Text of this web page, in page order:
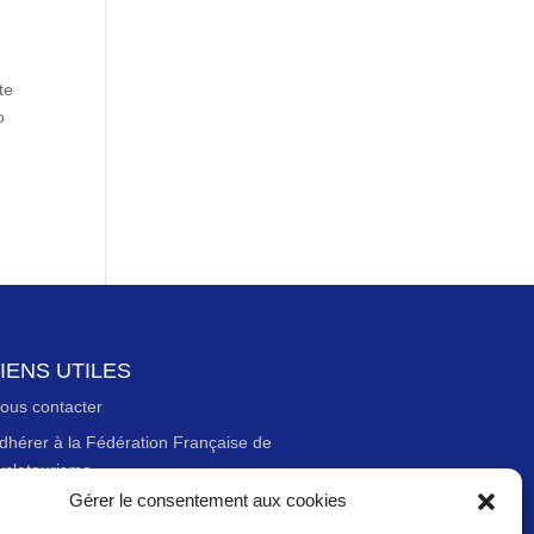
Gérer le consentement aux cookies
UTILES
contacter
à la Fédération Française de